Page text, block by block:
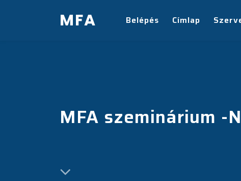
MFA Belépés Címlap
MFA szeminárium -